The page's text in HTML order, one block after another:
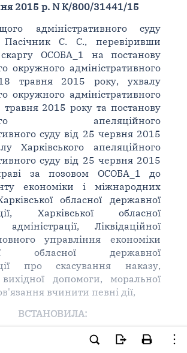
2015 р. N К/800/31441/15
адміністративного суду
С. С., перевіривши
скаргу ОСОБА_1 на постанову
окружного адміністративного
травня 2015 року, ухвалу
окружного адміністративного
травня 2015 року та постанову
апеляційного
суду від 25 червня 2015
Харківського апеляційного
суду від 25 червня 2015
за позовом ОСОБА_1 до
економіки і міжнародних
обласної державної
Харківської обласної
Ліквідаційної
управління економіки
обласної державної
про скасування наказу,
допомоги, моральної
вчинити певні дії,
ВСТАНОВИЛА:
до Харківського